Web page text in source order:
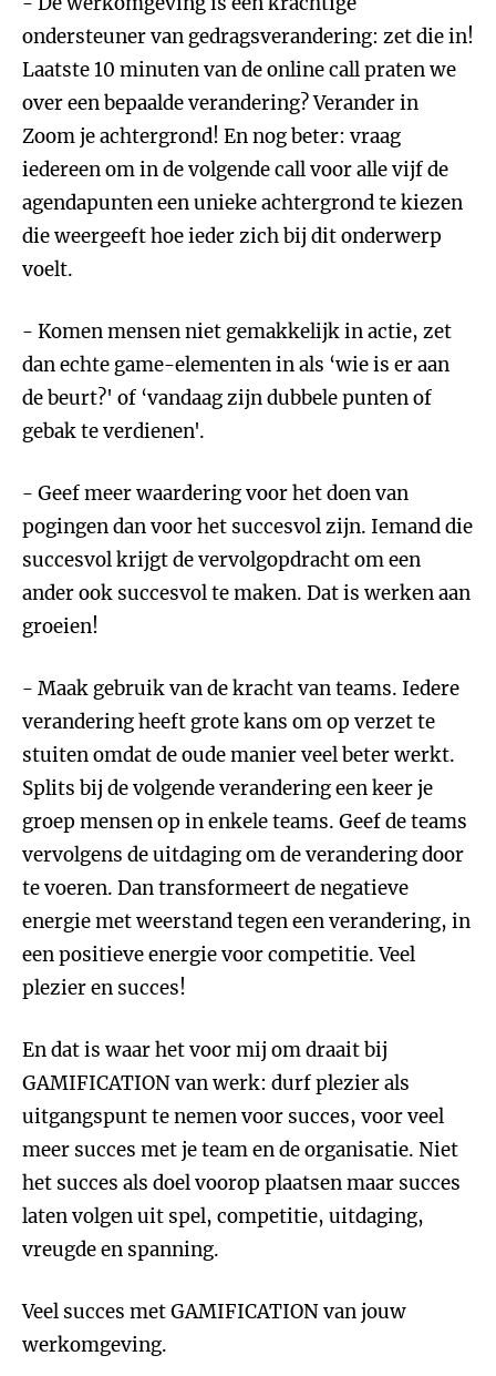
ondersteuner van gedragsverandering: zet die in!
Laatste 10 minuten van de online call praten we
over een bepaalde verandering? Verander in
Zoom je achtergrond! En nog beter: vraag
iedereen om in de volgende call voor alle vijf de
agendapunten een unieke achtergrond te kiezen
die weergeeft hoe ieder zich bij dit onderwerp
voelt.
- Komen mensen niet gemakkelijk in actie, zet
dan echte game-elementen in als ‘wie is er aan
de beurt?' of ‘vandaag zijn dubbele punten of
gebak te verdienen'.
- Geef meer waardering voor het doen van
pogingen dan voor het succesvol zijn. Iemand die
succesvol krijgt de vervolgopdracht om een
ander ook succesvol te maken. Dat is werken aan
groeien!
- Maak gebruik van de kracht van teams. Iedere
verandering heeft grote kans om op verzet te
stuiten omdat de oude manier veel beter werkt.
Splits bij de volgende verandering een keer je
groep mensen op in enkele teams. Geef de teams
vervolgens de uitdaging om de verandering door
te voeren. Dan transformeert de negatieve
energie met weerstand tegen een verandering, in
een positieve energie voor competitie. Veel
plezier en succes!
En dat is waar het voor mij om draait bij
GAMIFICATION van werk: durf plezier als
uitgangspunt te nemen voor succes, voor veel
meer succes met je team en de organisatie. Niet
het succes als doel voorop plaatsen maar succes
laten volgen uit spel, competitie, uitdaging,
vreugde en spanning.
Veel succes met GAMIFICATION van jouw
werkomgeving.